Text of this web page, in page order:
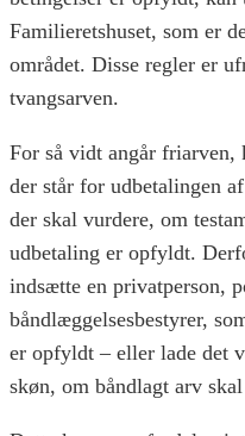
Familieretshuset, som er
området. Disse regler er
tvangsarven.
For så vidt angår friarven,
der står for udbetalingen
der skal vurdere, om
udbetaling er opfyldt.
indsætte en privatperson,
båndlæggelsesbestyrer,
er opfyldt – eller lade det
skøn, om båndlagt arv